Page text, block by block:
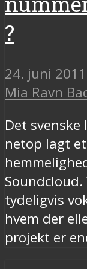
?
24. juni 2011
Mia Ravn
Det svenske
netop lagt
tydeligvis
hvem der
projekt er